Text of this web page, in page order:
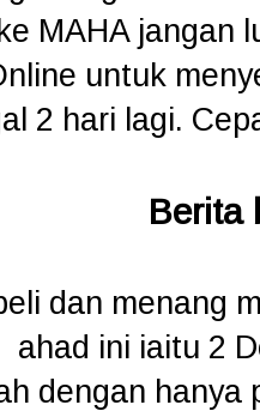
MAHA jangan
untuk
2 hari lagi.
Berita
dan menang
ahad ini iaitu 2
dengan hanya